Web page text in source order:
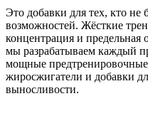
Это добавки для тех, кто не
возможностей. Жёсткие
концентрация и
мы разрабатываем каждый
мощные
жиросжигатели и добавки
выносливости.